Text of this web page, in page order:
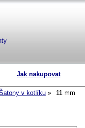
Jak nakupovat
v kotlíku 11 mm